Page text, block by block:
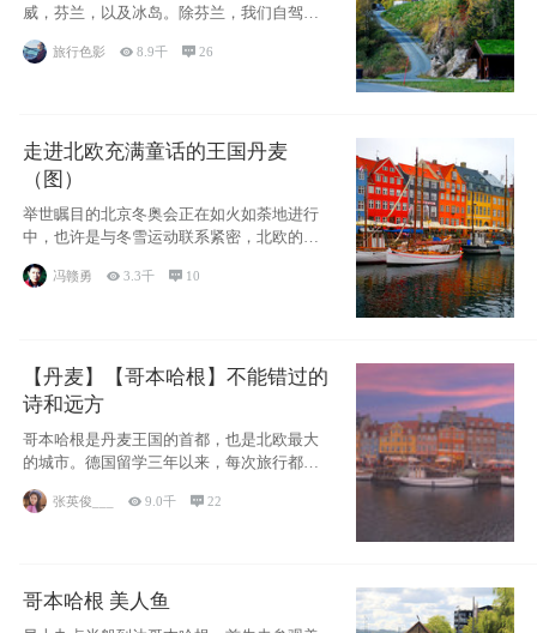
威，芬兰，以及冰岛。除芬兰，我们自驾游
旅行色影 8.9千 26
走进北欧充满童话的王国丹麦
（图）
举世瞩目的北京冬奥会正在如火如荼地进行
中，也许是与冬雪运动联系紧密，北欧的一
些国家因
冯赣勇 3.3千  10
【丹麦】【哥本哈根】不能错过的
诗和远方
哥本哈根是丹麦王国的首都，也是北欧最大
的城市。德国留学三年以来，每次旅行都是
张英俊___ 9.0千 22
哥本哈根 美人鱼